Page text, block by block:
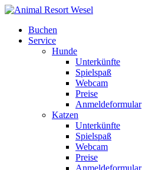
Buchen
Service
Hunde
Unterkünfte
Spielspaß
Webcam
Preise
Anmeldeformular
Katzen
Unterkünfte
Spielspaß
Webcam
Preise
Anmeldeformular